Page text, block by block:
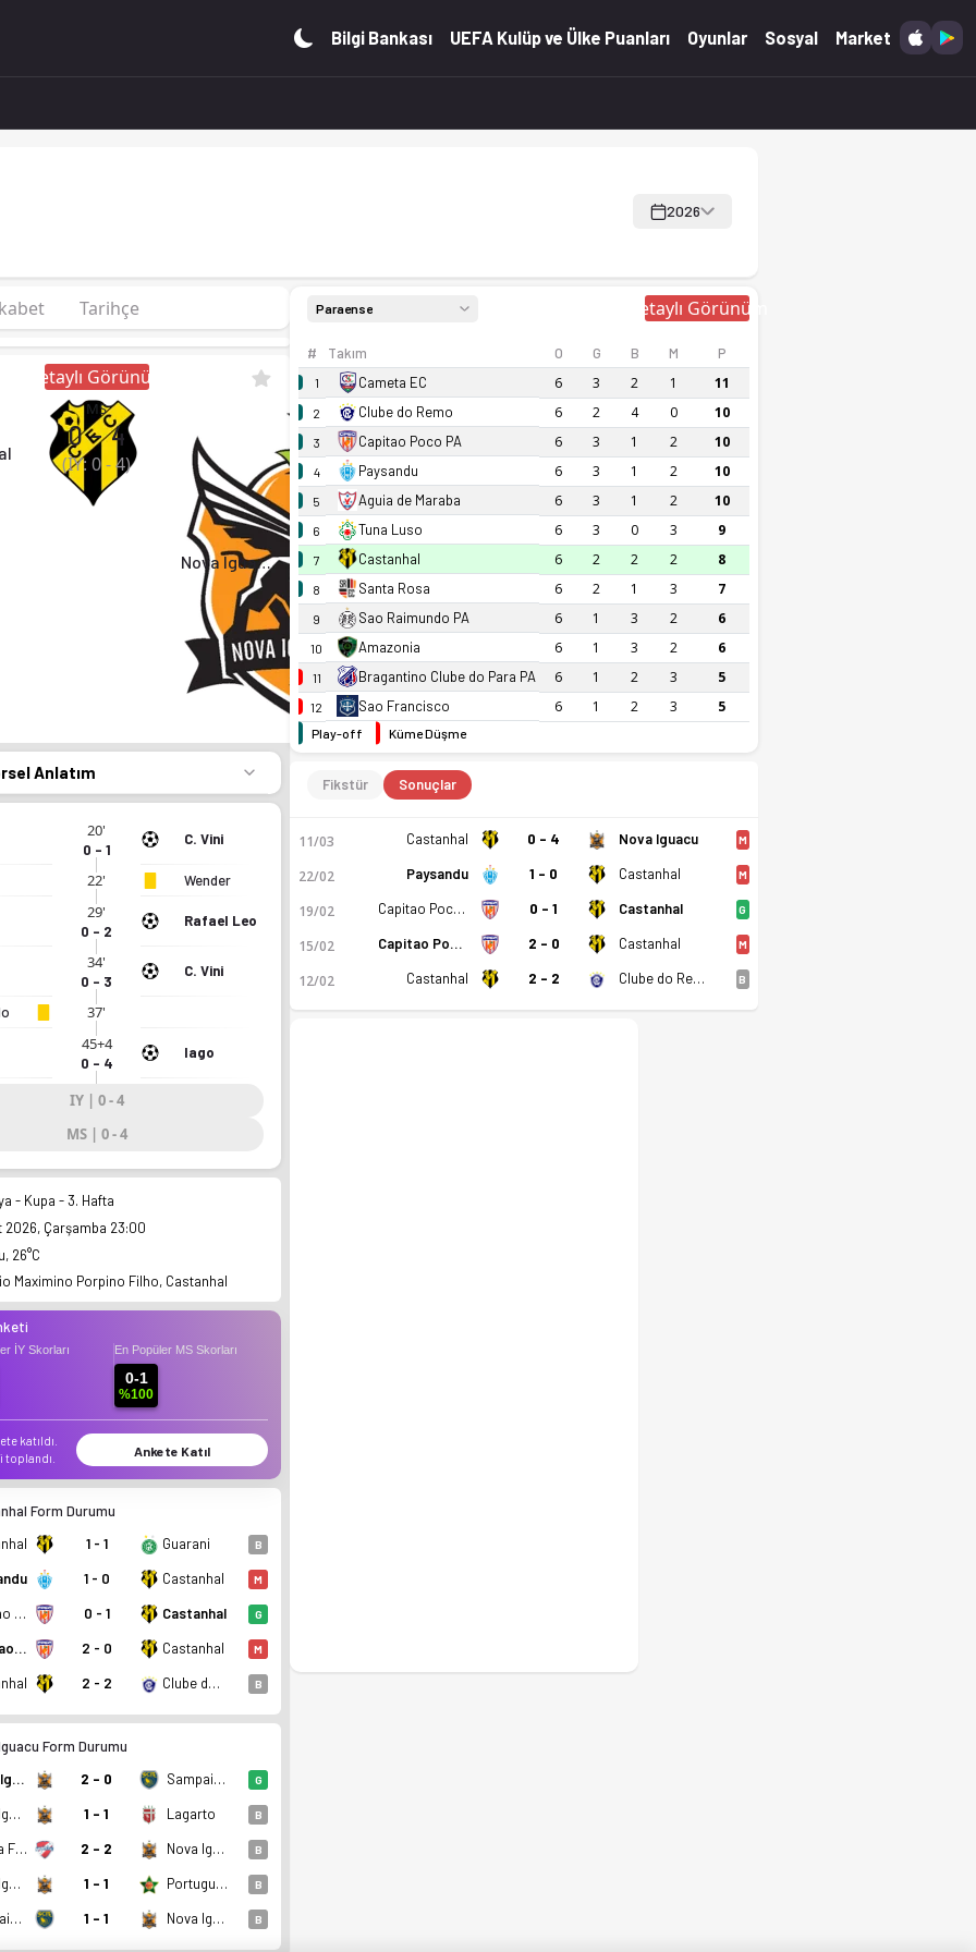
fikstür ve canlı skor Ofsayt'ta.
Bilgi Bankası UEFA Kulüp ve Ülke Puanları Oyunlar Sosyal Market
fikstür ve canlı skor Ofsayt'ta.
2026
Tarihçe
Detaylı Görünüm
MS
0 - 4
(İY:0-4)
Nova Iguacu
Anlatım
20'
0 - 1
C. Vini
22' Wender
29'
0 - 2
Rafael Leo
34'
0 - 3
C. Vini
37'
45+4
0 - 4
Iago
IY | 0 - 4
MS | 0 - 4
- Kupa - 3. Hafta
2026, Çarşamba 23:00
26°C
Maximino Porpino Filho, Castanhal
İY Skorları En Popüler MS Skorları
0-1
%100
katıldı.
toplandı. Ankete Katıl
Form Durumu
1 - 1 Guarani B
1 - 0 Castanhal M
Capitao Poco PA 0 - 1 Castanhal G
Capitao Poco PA 2 - 0 Castanhal M
2 - 2 Clube do Remo B
Form Durumu
Nova Iguacu 2 - 0 Sampaio Correa FE G
Nova Iguacu 1 - 1 Lagarto B
Marica FC RJ 2 - 2 Nova Iguacu B
Nova Iguacu 1 - 1 Portuguesa RJ B
Sampaio Correa FE 1 - 1 Nova Iguacu B
Paraense Detaylı Görünüm
# Takım O G B M P
1 Cameta EC 6 3 2 1 11
2 Clube do Remo 6 2 4 0 10
3 Capitao Poco PA 6 3 1 2 10
4 Paysandu 6 3 1 2 10
5 Aguia de Maraba 6 3 1 2 10
6 Tuna Luso 6 3 0 3 9
7 Castanhal 6 2 2 2 8
8 Santa Rosa 6 2 1 3 7
9 Sao Raimundo PA 6 1 3 2 6
10 Amazonia 6 1 3 2 6
11 Bragantino Clube do Para PA 6 1 2 3 5
12 Sao Francisco 6 1 2 3 5
Play-off Küme Düşme
Fikstür Sonuçlar
11/03 Castanhal 0 - 4 Nova Iguacu M
22/02 Paysandu 1 - 0 Castanhal M
19/02 Capitao Poco PA 0 - 1 Castanhal G
15/02 Capitao Poco PA 2 - 0 Castanhal M
12/02 Castanhal 2 - 2 Clube do Remo B